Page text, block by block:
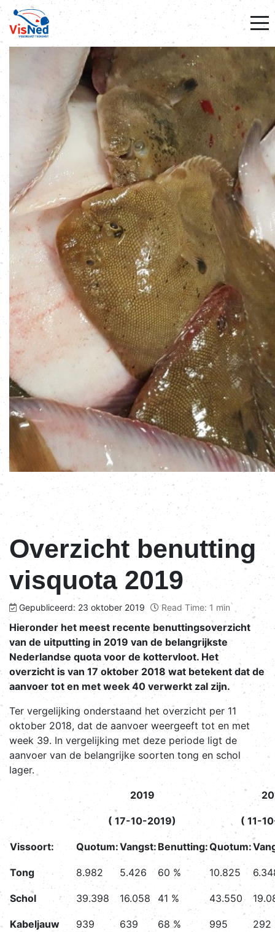
Overzicht benutting
visquota 2019
Gepubliceerd: 23 oktober 2019 Read Time: 1 min
Hieronder het meest recente benuttingsoverzicht
van de uitputting in 2019 van de belangrijkste
Nederlandse quota voor de kottervloot. Het
overzicht is van 17 oktober 2018 wat betekent dat de
aanvoer tot en met week 40 verwerkt zal zijn.
Ter vergelijking onderstaand het overzicht per 11
oktober 2018, dat de aanvoer weergeeft tot en met
week 39. In vergelijking met deze periode ligt de
aanvoer van de belangrijke soorten tong en schol
lager.
2019
( 17-10-2019) ( 11-
Vissoort: Quotum:Vangst:Benutting:Quotum:
Tong 8.982 5.426 60 % 10.825
Schol 39.398 16.058 41 % 43.550
Kabeljauw 939 639 68 % 995 292